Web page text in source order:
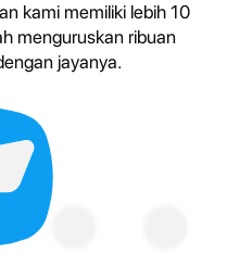
kami memiliki lebih 10
menguruskan ribuan
jayanya.